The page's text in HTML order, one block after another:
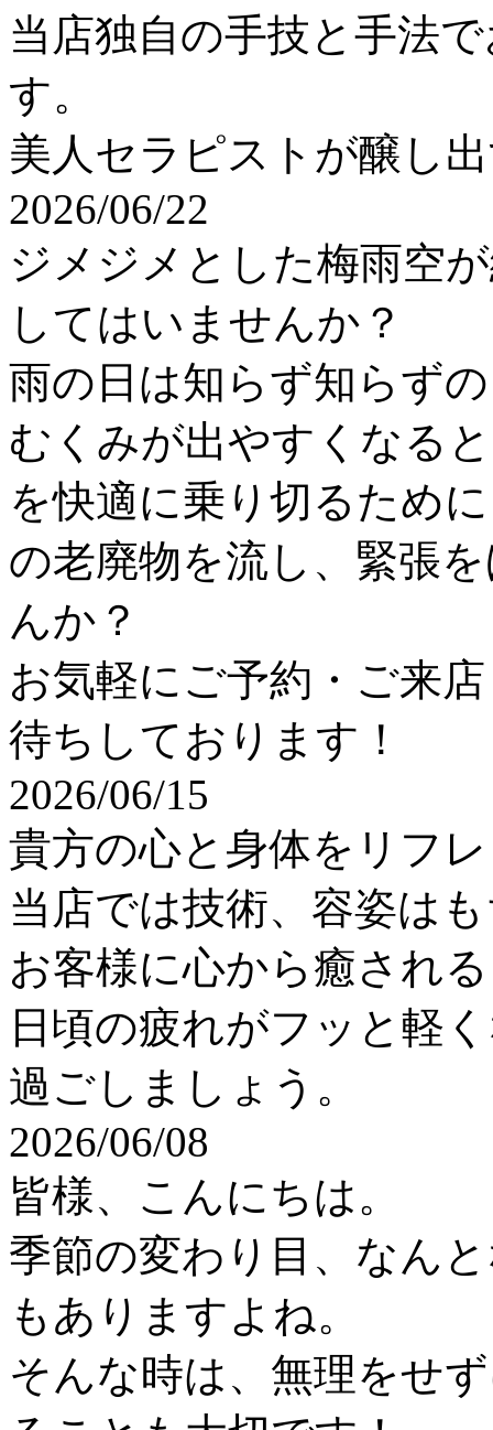
当店独自の手技と手法
す。
美人セラピストが醸し
2026/06/22
ジメジメとした梅雨空
してはいませんか？
雨の日は知らず知らず
むくみが出やすくなる
を快適に乗り切るため
の老廃物を流し、緊張
んか？
お気軽にご予約・ご来
待ちしております！
2026/06/15
貴方の心と身体をリフ
当店では技術、容姿は
お客様に心から癒され
日頃の疲れがフッと軽
過ごしましょう。
2026/06/08
皆様、こんにちは。
季節の変わり目、なん
もありますよね。
そんな時は、無理をせ